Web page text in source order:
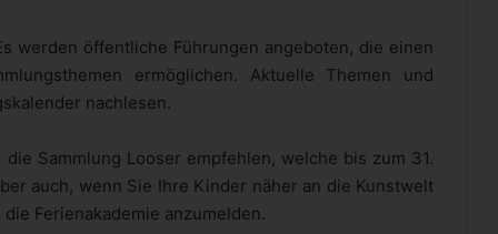
werden öffentliche Führungen angeboten, die einen
ermöglichen. Aktuelle Themen und
nachlesen.
Sammlung Looser empfehlen, welche bis zum 31.
auch, wenn Sie Ihre Kinder näher an die Kunstwelt
Ferienakademie anzumelden.